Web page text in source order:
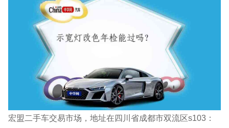
宏盟二手车交易市场，地址在四川省成都市双流区s103：